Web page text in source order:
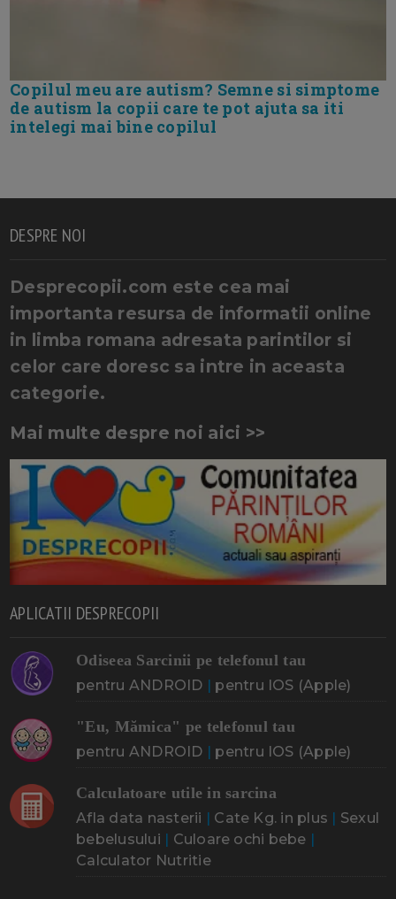
Copilul meu are autism? Semne si simptome
de autism la copii care te pot ajuta sa iti
intelegi mai bine copilul
DESPRE NOI
Desprecopii.com este cea mai
importanta resursa de informatii online
in limba romana adresata parintilor si
celor care doresc sa intre in aceasta
categorie.
Mai multe despre noi aici >>
APLICATII DESPRECOPII
Odiseea Sarcinii pe telefonul tau
pentru ANDROID | pentru IOS (Apple)
"Eu, Mămica" pe telefonul tau
pentru ANDROID | pentru IOS (Apple)
Calculatoare utile in sarcina
Afla data nasterii | Cate Kg. in plus | Sexul
bebelusului | Culoare ochi bebe |
Calculator Nutritie